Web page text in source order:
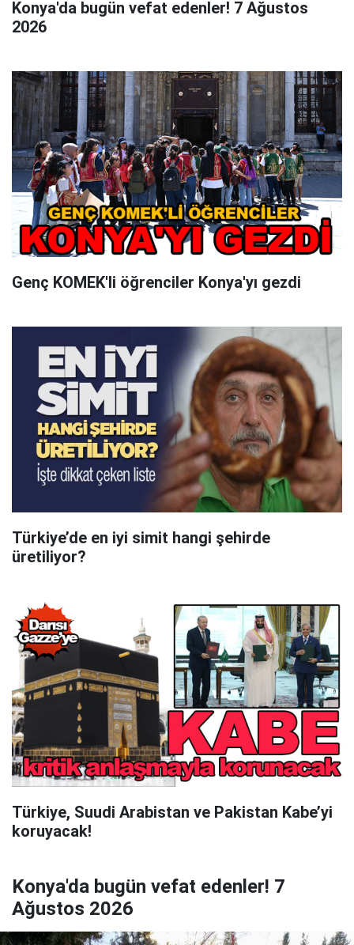
Konya'da bugün vefat edenler! 7 Ağustos
2026
Genç KOMEK'li öğrenciler Konya'yı gezdi
Türkiye’de en iyi simit hangi şehirde
üretiliyor?
Türkiye, Suudi Arabistan ve Pakistan Kabe’yi
koruyacak!
Konya'da bugün vefat edenler! 7
Ağustos 2026